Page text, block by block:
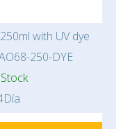
with UV dye
250-DYE